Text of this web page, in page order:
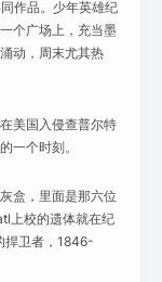
作品。少年英雄纪
个广场上，充当墨
动，周末尤其热
美国入侵查普尔特
一个时刻。
盒，里面是那六位
上校的遗体就在纪
捍卫者，1846-